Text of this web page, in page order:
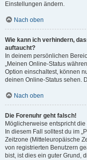
Einstellungen ändern.
Nach oben
Wie kann ich verhindern,
auftaucht?
In deinem persönlichen
„Meinen Online-Status
Option einschaltest, können
deinen Online-Status sehen.
Nach oben
Die Forenuhr geht falsch!
Möglicherweise entspricht
In diesem Fall solltest du im
Zeitzone (Mitteleuropäische
von registrierten Benutzern
bist, ist dies ein guter Grund,